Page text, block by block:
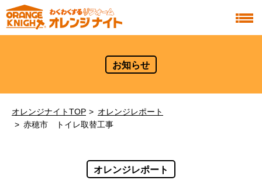
お知らせ
オレンジナイトTOP
オレンジレポート
赤穂市 トイレ取替工事
オレンジレポート